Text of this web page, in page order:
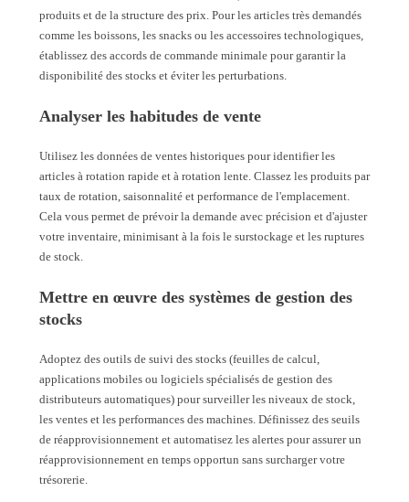
produits et de la structure des prix. Pour les articles très demandés
comme les boissons, les snacks ou les accessoires technologiques,
établissez des accords de commande minimale pour garantir la
disponibilité des stocks et éviter les perturbations.
Analyser les habitudes de vente
Utilisez les données de ventes historiques pour identifier les
articles à rotation rapide et à rotation lente. Classez les produits par
taux de rotation, saisonnalité et performance de l'emplacement.
Cela vous permet de prévoir la demande avec précision et d'ajuster
votre inventaire, minimisant à la fois le surstockage et les ruptures
de stock.
Mettre en œuvre des systèmes de gestion des
stocks
Adoptez des outils de suivi des stocks (feuilles de calcul,
applications mobiles ou logiciels spécialisés de gestion des
distributeurs automatiques) pour surveiller les niveaux de stock,
les ventes et les performances des machines. Définissez des seuils
de réapprovisionnement et automatisez les alertes pour assurer un
réapprovisionnement en temps opportun sans surcharger votre
trésorerie.